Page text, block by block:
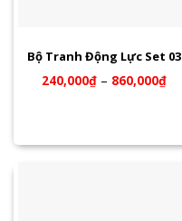
Bộ Tranh Động Lực Set 03
240,000₫– 860,000₫